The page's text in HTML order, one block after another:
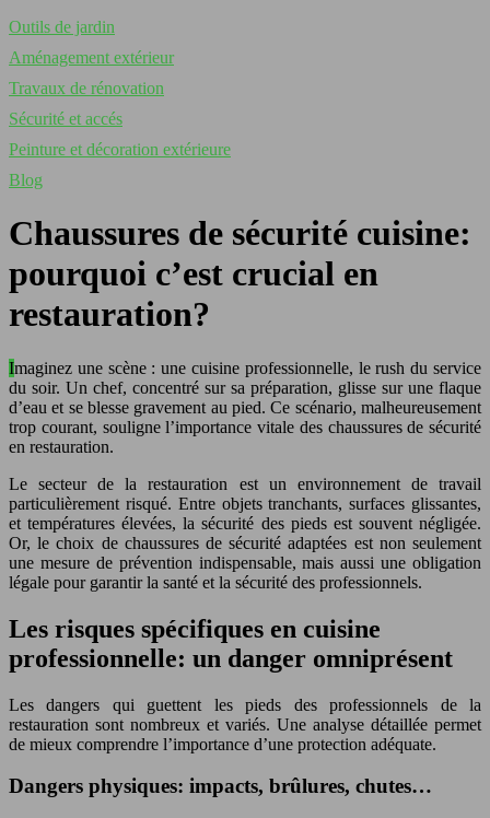
Outils de jardin
Aménagement extérieur
Travaux de rénovation
Sécurité et accés
Peinture et décoration extérieure
Blog
Chaussures de sécurité cuisine:
pourquoi c’est crucial en
restauration?
Imaginez une scène : une cuisine professionnelle, le rush du service
du soir. Un chef, concentré sur sa préparation, glisse sur une flaque
d’eau et se blesse gravement au pied. Ce scénario, malheureusement
trop courant, souligne l’importance vitale des chaussures de sécurité
en restauration.
Le secteur de la restauration est un environnement de travail
particulièrement risqué. Entre objets tranchants, surfaces glissantes,
et températures élevées, la sécurité des pieds est souvent négligée.
Or, le choix de chaussures de sécurité adaptées est non seulement
une mesure de prévention indispensable, mais aussi une obligation
légale pour garantir la santé et la sécurité des professionnels.
Les risques spécifiques en cuisine
professionnelle: un danger omniprésent
Les dangers qui guettent les pieds des professionnels de la
restauration sont nombreux et variés. Une analyse détaillée permet
de mieux comprendre l’importance d’une protection adéquate.
Dangers physiques: impacts, brûlures, chutes…